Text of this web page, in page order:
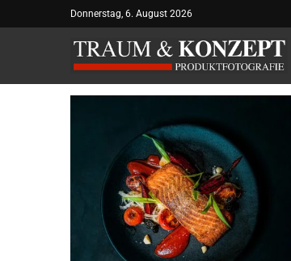
Donnerstag, 6. August 2026
TAG: